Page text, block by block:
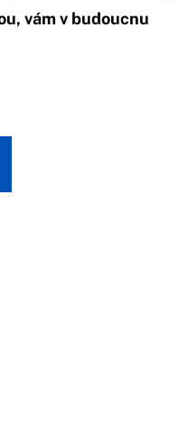
vám v budoucnu